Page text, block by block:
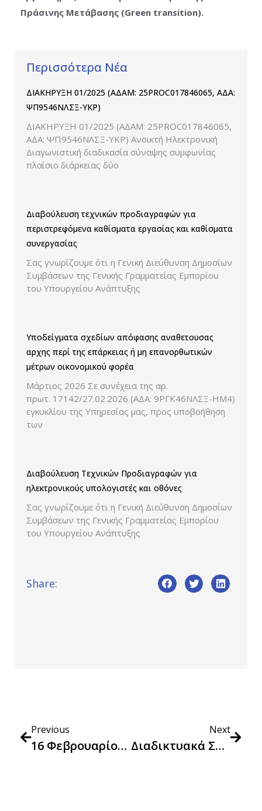
Πράσινης Μετάβασης (Green transition).
Περισσότερα Νέα
ΔΙΑΚΗΡΥΞΗ 01/2025 (ΑΔΑΜ: 25PROC017846065, ΑΔΑ:
ΨΠ9546ΝΛΣΞ-ΥΚΡ)
ΔΙΑΚΗΡΥΞΗ 01/2025 (ΑΔΑΜ: 25PROC017846065,
ΑΔΑ: ΨΠ9546ΝΛΣΞ-ΥΚΡ) Ανοικτή Ηλεκτρονική
Διαγωνιστική διαδικασία σύναψης συμφωνίας
πλαίσιο διάρκειας δύο
Διαβούλευση τεχνικών προδιαγραφών για
περιστρεφόμενα καθίσματα εργασίας και καθίσματα
συνεργασίας
Σας γνωρίζουμε ότι η Γενική Διεύθυνση Δημοσίων
Συμβάσεων της Γενικής Γραμματείας Εμπορίου
του Υπουργείου Ανάπτυξης
Υποδείγματα σχεδίων απόφασης αναθετουσας
αρχης περί της επάρκειας ή μη επανορθωτικών
μέτρων οικονομικού φορέα
Μάρτιος 2026 Σε συνέχεια της αρ.
πρωτ. 17142/27.02.2026 (ΑΔΑ: 9ΡΓΚ46ΝΛΣΞ-ΗΜ4)
εγκυκλίου της Υπηρεσίας μας, προς υποβοήθηση
των
Διαβούλευση Τεχνικών Προδιαγραφών για
ηλεκτρονικούς υπολογιστές και οθόνες
Σας γνωρίζουμε ότι η Γενική Διεύθυνση Δημοσίων
Συμβάσεων της Γενικής Γραμματείας Εμπορίου
του Υπουργείου Ανάπτυξης
Share:
Previous
16 Φεβρουαρίου 2023 Webinar-Workshop Για Τις Πράσινες Δημόσιες Συμβάσεις (GPP) Από Την DG ENV
Next
Διαδικτυακά Σεμινάρια